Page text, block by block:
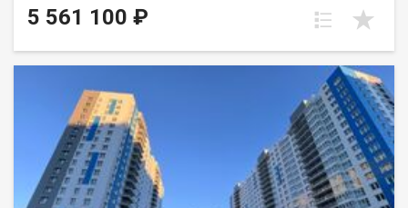
ЗАСТРОЙЩИКА.
5 561 100 ₽